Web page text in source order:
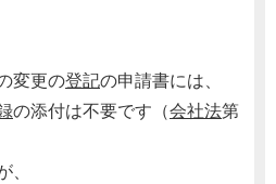
変更の登記の申請書には、
の添付は不要です（会社法第
、